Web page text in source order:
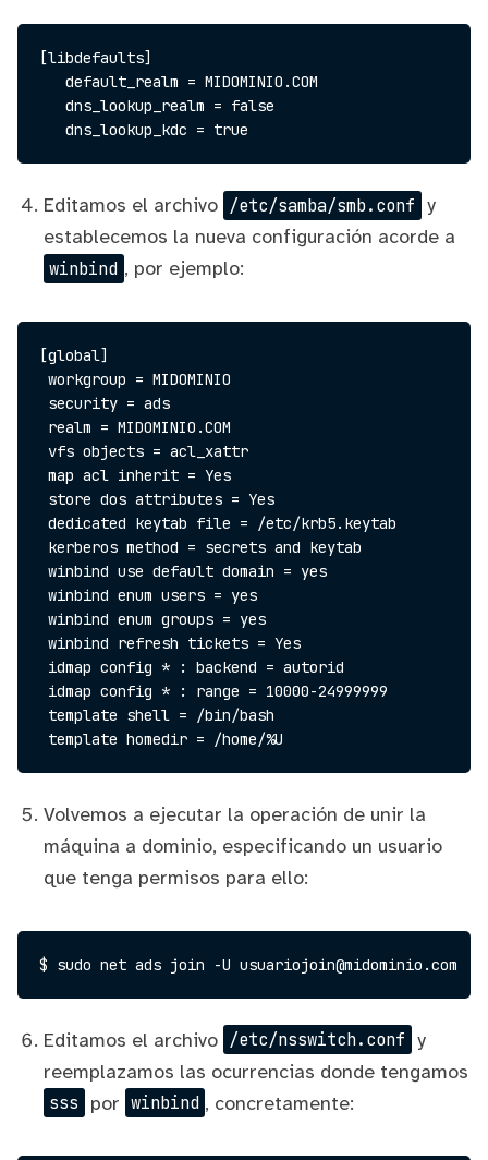
[libdefaults]
   default_realm = MIDOMINIO.COM
   dns_lookup_realm = false
Editamos el archivo /etc/samba/smb.conf y
establecemos la nueva configuración acorde a
winbind , por ejemplo:
[global]
workgroup = MIDOMINIO
security = ads
realm = MIDOMINIO.COM
vfs objects = acl_xattr
map acl inherit = Yes
store dos attributes = Yes
dedicated keytab file = /etc/krb5.keytab
kerberos method = secrets and keytab
winbind use default domain = yes
winbind enum users = yes
winbind enum groups = yes
winbind refresh tickets = Yes
idmap config * : backend = autorid
idmap config * : range = 10000-24999999
template shell = /bin/bash
Volvemos a ejecutar la operación de unir la
máquina a dominio, especificando un usuario
que tenga permisos para ello:
Editamos el archivo /etc/nsswitch.conf y
reemplazamos las ocurrencias donde tengamos
sss por winbind , concretamente: